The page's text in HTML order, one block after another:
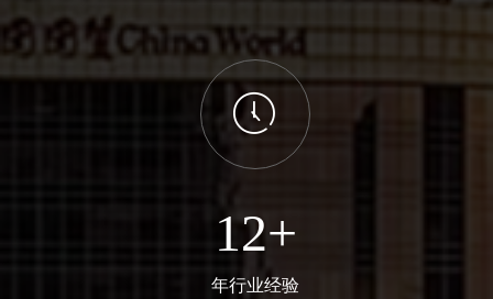
年行业经验
ꂂ
12+